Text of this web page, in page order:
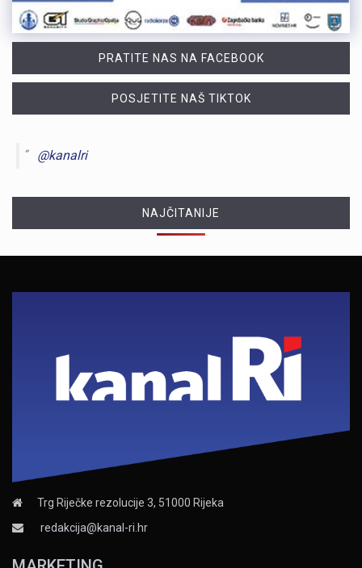
PRATITE NAS NA FACEBOOK
POSJETITE NAŠ TIKTOK
@kanalri
NAJČITANIJE
Trg Riječke rezolucije 3, 51000 Rijeka
redakcija@kanal-ri.hr